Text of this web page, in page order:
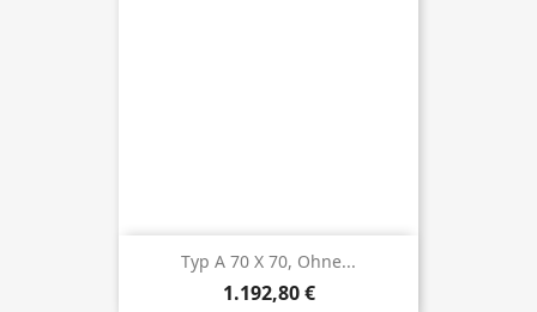
Typ A 70 X 70, Ohne...
Preis
1.192,80 €